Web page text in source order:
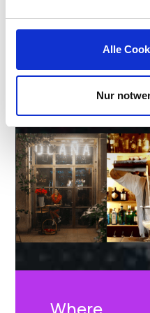
Alle
Nur
We look forward